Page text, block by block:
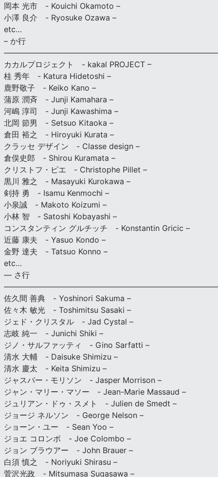
岡本 光市 - Kouichi Okamoto –
小澤 良介 - Ryosuke Ozawa –
etc…
– か行
カカルプロジェクト - kakal PROJECT –
桂 秀年 - Katura Hidetoshi –
鹿野敬子 - Keiko Kano –
蒲原 潤斉 - Junji Kamahara –
河嶋 淳司 - Junji Kawashima –
北岡 節男 - Setsuo Kitaoka –
倉田 裕之 - Hiroyuki Kurata –
クラッセ デザイン - Classe design –
倉俣史郎 - Shirou Kuramata –
クリストフ・ピエ - Christophe Pillet –
黒川 雅之 - Masayuki Kurokawa –
剣持 勇 - Isamu Kenmochi –
小泉誠 - Makoto Koizumi –
小林 智 - Satoshi Kobayashi –
コンスタンティン グルチッチ - Konstantin Gricic –
近藤 康夫 - Yasuo Kondo –
金野 達夫 - Tatsuo Konno –
etc…
— さ行
佐久間 善典 - Yoshinori Sakuma –
佐々木 敏光 - Toshimitsu Sasaki –
ジェド・クリスタル - Jad Cystal –
志岐 純一 - Junichi Shiki –
ジノ・サルファッティ - Gino Sarfatti –
清水 大輔 - Daisuke Shimizu –
清水 慶太 - Keita Shimizu –
ジャスパー・モリソン - Jasper Morrison –
ジャン・マリー・マソー - Jean-Marie Massaud –
ジュリアン・ドゥ・スメト - Julien de Smedt –
ジョージ ネルソン - George Nelson –
ショーン・ユー - Sean Yoo –
ジョエ コロンボ - Joe Colombo –
ジョン ブラウアー - John Brauer –
白須 慎之 - Noriyuki Shirasu –
菅沢光政 - Mitsumasa Sugasawa –